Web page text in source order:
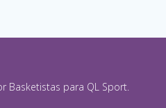
Basketistas para QL Sport.